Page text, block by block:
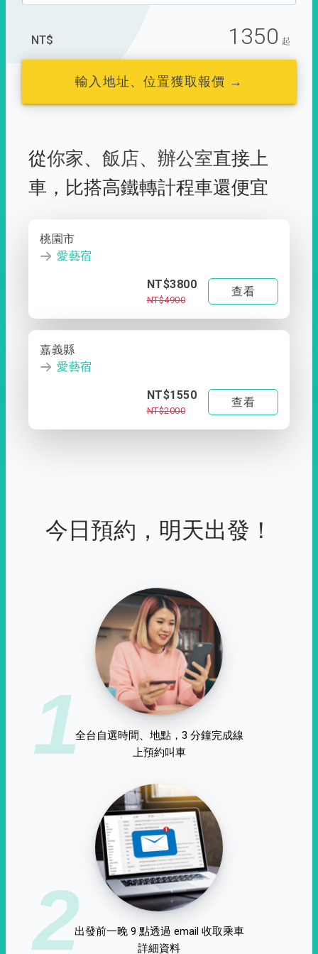
NT$ 1350 起
輸入地址、位置獲取報價 →
從你家、 飯店、 辦公室直接上
車， 比搭高鐵轉計程車還便宜
桃園市
愛藝宿
NT$3800
NT$4900
查看
嘉義縣
愛藝宿
NT$1550
NT$2000
查看
今日預約，明天出發！
1全台自選時間、地點，3 分鐘完成線
上預約叫車
2出發前一晚 9 點透過 email 收取乘車
詳細資料